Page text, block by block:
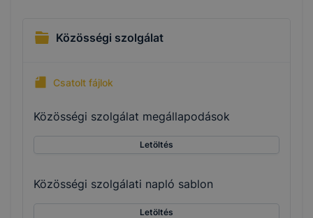
Közösségi szolgálat
Csatolt fájlok
Közösségi szolgálat megállapodások
Letöltés
Közösségi szolgálati napló sablon
Letöltés